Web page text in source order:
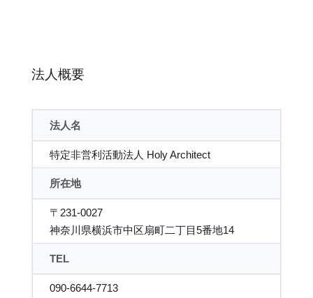
法人概要
法人名
特定非営利活動法人 Holy Architect
所在地
〒231-0027
神奈川県横浜市中区扇町二丁目5番地14
TEL
090-6644-7713